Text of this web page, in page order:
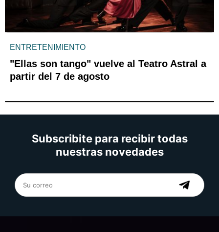
ENTRETENIMIENTO
"Ellas son tango" vuelve al Teatro Astral a
partir del 7 de agosto
Subscribite para recibir todas
nuestras novedades